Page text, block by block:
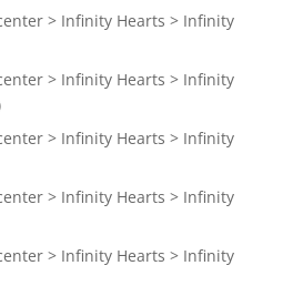
> Infinity Hearts > Infinity
> Infinity Hearts > Infinity
> Infinity Hearts > Infinity
> Infinity Hearts > Infinity
> Infinity Hearts > Infinity